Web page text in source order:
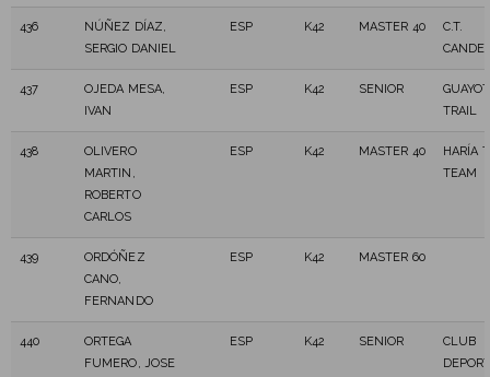
436
NÚÑEZ DÍAZ,
SERGIO DANIEL
ESP K42 MASTER 40
C.T.
437
OJEDA MESA,
IVAN
ESP K42 SENIOR
TRAIL
438
OLIVERO
MARTIN,
ROBERTO
CARLOS
ESP K42 MASTER 40
HARÍA
TEAM
439
ORDÓÑEZ
CANO,
FERNANDO
ESP K42 MASTER 60
440
ORTEGA
FUMERO, JOSE
ESP K42 SENIOR
CLUB